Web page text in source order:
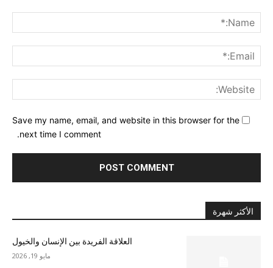
Save my name, email, and website in this browser for the
next time I comment.
الأكثر شهرة
العلاقة الفريدة بين الإنسان والخيول
مايو 19, 2026